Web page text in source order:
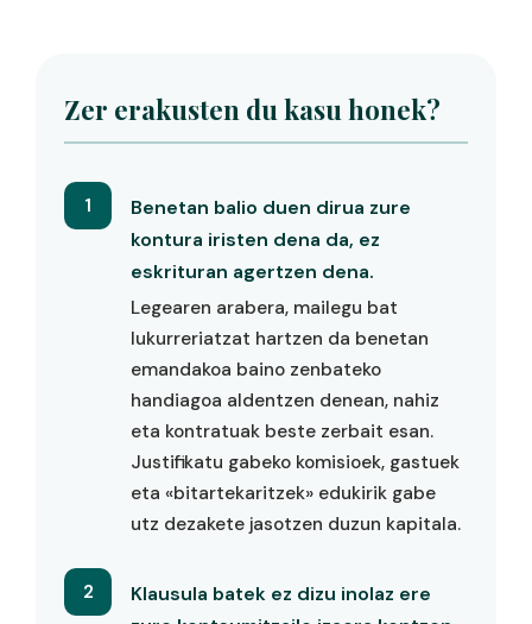
Zer erakusten du kasu honek?
1
Benetan balio duen dirua zure
kontura iristen dena da, ez
eskrituran agertzen dena.
Legearen arabera, mailegu bat
lukurreriatzat hartzen da benetan
emandakoa baino zenbateko
handiagoa aldentzen denean, nahiz
eta kontratuak beste zerbait esan.
Justifikatu gabeko komisioek, gastuek
eta «bitartekaritzek» edukirik gabe
utz dezakete jasotzen duzun kapitala.
2
Klausula batek ez dizu inolaz ere